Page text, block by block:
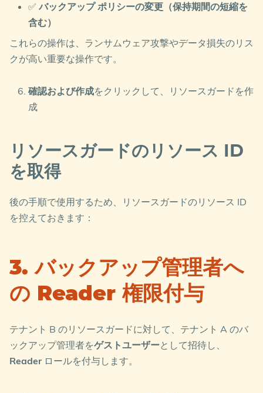
✅ バックアップ ポリシーの変更（保持期間の短縮を
含む）
これらの操作は、ランサムウェア攻撃やデータ損失のリス
クが高い重要な操作です。
確認および作成をクリックして、リソースガードを作
成
リソースガードのリソース ID
を取得
後の手順で使用するため、リソースガードのリソース ID
を控えておきます：
3. バックアップ管理者へ
の Reader 権限付与
テナント B のリソースガードに対して、テナント A のバ
ックアップ管理者をゲストユーザーとして招待し、
Readerロールを付与します。